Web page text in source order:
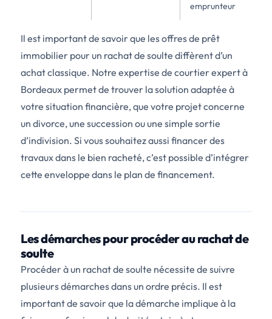
emprunteur
Il est important de savoir que les offres de prêt
immobilier pour un rachat de soulte diffèrent d’un
achat classique. Notre expertise de courtier expert à
Bordeaux permet de trouver la solution adaptée à
votre situation financière, que votre projet concerne
un divorce, une succession ou une simple sortie
d’indivision. Si vous souhaitez aussi financer des
travaux dans le bien racheté, c’est possible d’intégrer
cette enveloppe dans le plan de financement.
Les démarches pour procéder au rachat de
soulte
Procéder à un rachat de soulte nécessite de suivre
plusieurs démarches dans un ordre précis. Il est
important de savoir que la démarche implique à la